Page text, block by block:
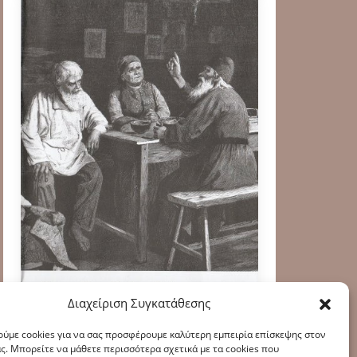
Διαχείριση Συγκατάθεσης
cookies για να σας προσφέρουμε καλύτερη εμπειρία επίσκεψης στον
Μπορείτε να μάθετε περισσότερα σχετικά με τα cookies που